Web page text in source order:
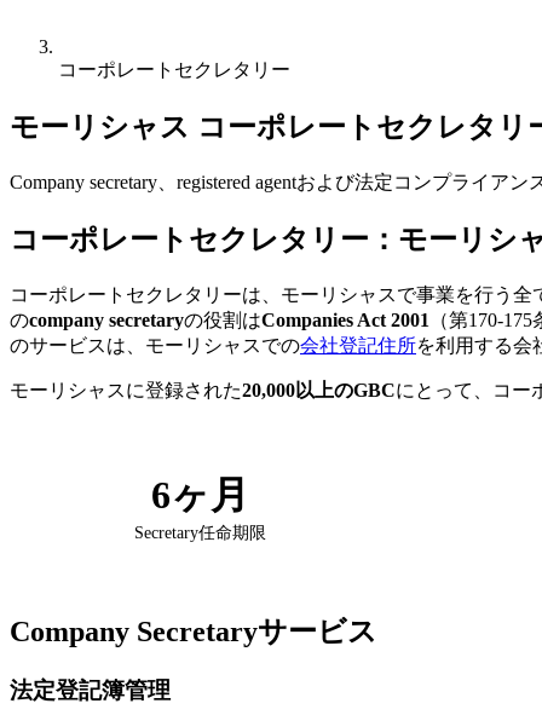
コーポレートセクレタリー
モーリシャス コーポレートセクレタリ
Company secretary、registered agentおよび法定コンプライ
コーポレートセクレタリー：モーリシ
コーポレートセクレタリーは、モーリシャスで事業を行う
のcompany secretaryの役割はCompanies Act 2001 （第170-
のサービスは、モーリシャスでの会社登記住所を利用する会
モーリシャスに登録された20,000以上のGBCにとって、コー
6ヶ月
Secretary任命期限
Company Secretaryサービス
法定登記簿管理